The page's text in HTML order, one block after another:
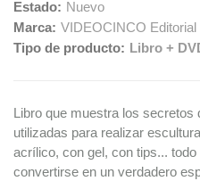
Estado: Nuevo
Marca: VIDEOCINCO Editorial
Tipo de producto: Libro +
Libro que muestra los secretos
utilizadas para realizar
acrílico, con gel, con tips...
convertirse en un verdadero